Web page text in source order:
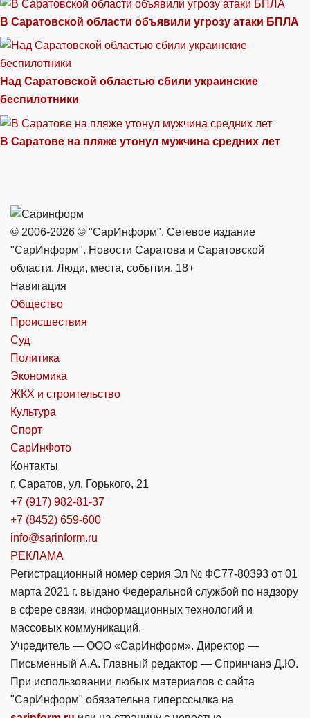
В Саратовской области объявили угрозу атаки БПЛА
Над Саратовской областью сбили украинские
беспилотники
В Саратове на пляже утонул мужчина средних лет
© 2006-2026 © "СарИнформ". Сетевое издание
"СарИнформ". Новости Саратова и Саратовской
области. Люди, места, события. 18+
Навигация
Общество
Происшествия
Суд
Политика
Экономика
ЖКХ и строительство
Культура
Спорт
СарИнФото
Контакты
г. Саратов, ул. Горького, 21
+7 (917) 982-81-37
+7 (8452) 659-600
info@sarinform.ru
РЕКЛАМА
Регистрационный номер серия Эл № ФС77-80393 от 01
марта 2021 г. выдано Федеральной службой по надзору
в сфере связи, информационных технологий и
массовых коммуникаций.
Учредитель — ООО «СарИнформ». Директор —
Письменный А.А. Главный редактор — Спринчанэ Д.Ю.
При использовании любых материалов с сайта
"СарИнформ" обязательна гиперссылка на